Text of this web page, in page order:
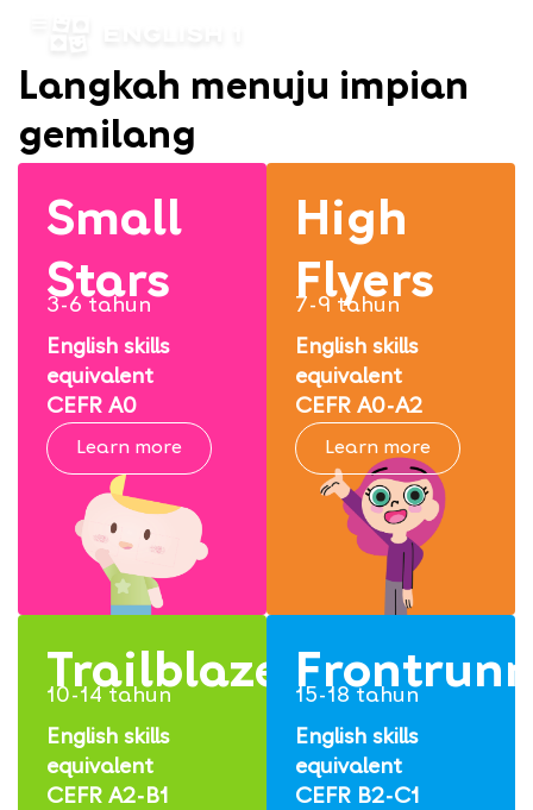
Langkah menuju impian
gemilang
Small
Stars
3-6 tahun
English skills
equivalent
CEFR A0
Learn more
High
Flyers
7-9 tahun
English skills
equivalent
CEFR A0-A2
Learn more
Trailblazers
10-14 tahun
English skills
equivalent
CEFR A2-B1
15-18 tahun
English skills
equivalent
CEFR B2-C1